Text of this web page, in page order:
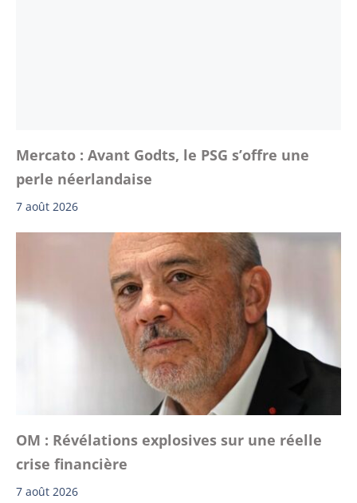
Mercato : Avant Godts, le PSG s’offre une
perle néerlandaise
7 août 2026
OM : Révélations explosives sur une réelle
crise financière
7 août 2026